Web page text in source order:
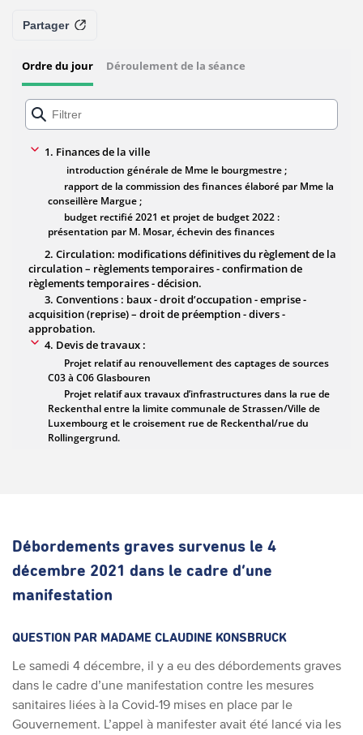
Débordements graves survenus le 4
décembre 2021 dans le cadre d’une
manifestation
QUESTION PAR MADAME CLAUDINE KONSBRUCK
Le samedi 4 décembre, il y a eu des débordements graves
dans le cadre d’une manifestation contre les mesures
sanitaires liées à la Covid-19 mises en place par le
Gouvernement. L’appel à manifester avait été lancé via les